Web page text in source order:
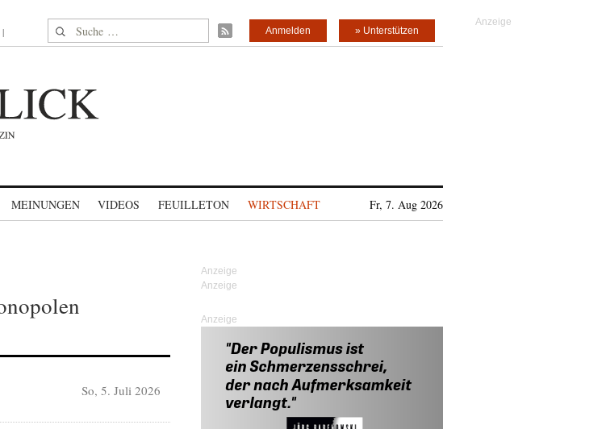
Suche nach: » Unterstützen
Anmelden
MEINUNGEN VIDEOS FEUILLETON WIRTSCHAFT Fr, 7. Aug 2026
So, 5. Juli 2026
Anzeige